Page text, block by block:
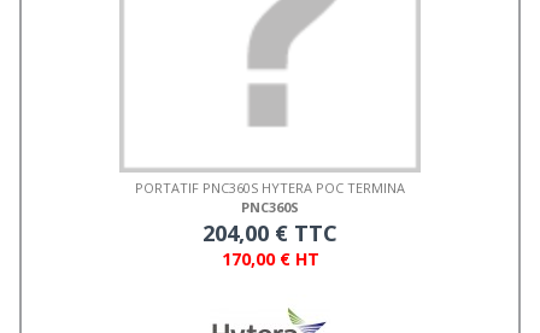
PORTATIF PNC360S HYTERA POC TERMINA
PNC360S
204,00 € TTC
170,00 € HT